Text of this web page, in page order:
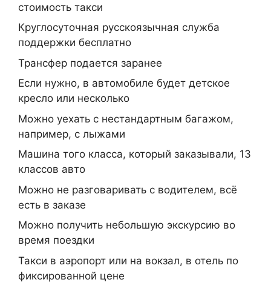
стоимость такси
Круглосуточная русскоязычная служба
поддержки бесплатно
Трансфер подается заранее
Если нужно, в автомобиле будет детское
кресло или несколько
Можно уехать с нестандартным багажом,
например, с лыжами
Машина того класса, который заказывали, 13
классов авто
Можно не разговаривать с водителем, всё
есть в заказе
Можно получить небольшую экскурсию во
время поездки
Такси в аэропорт или на вокзал, в отель по
фиксированной цене